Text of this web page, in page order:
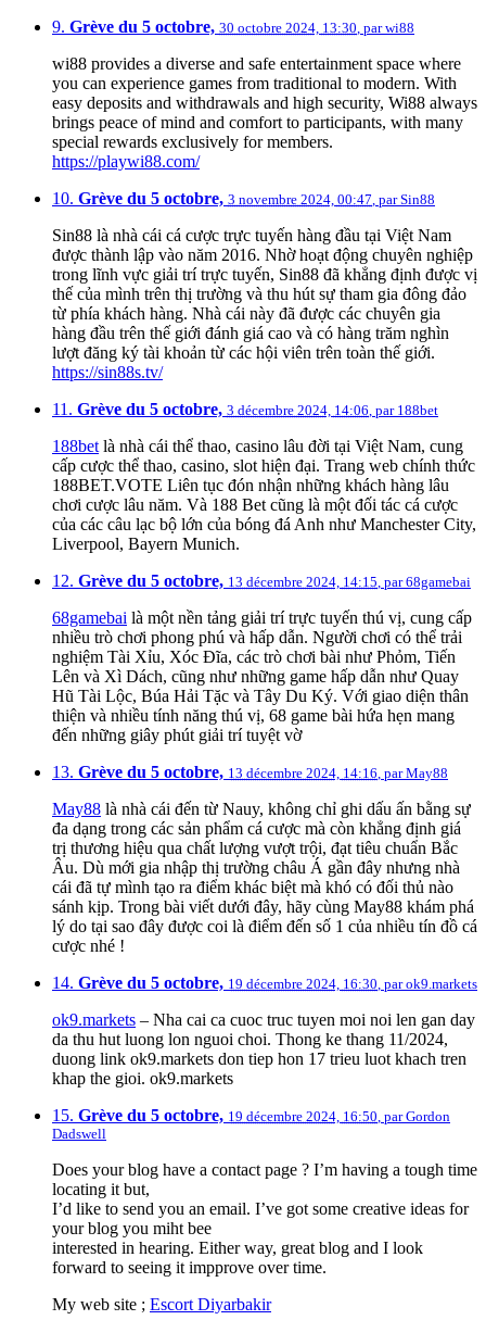
9. Grève du 5 octobre, 30 octobre 2024, 13:30 parwi88
wi88 provides a diverse and safe entertainment space where
you can experience games from traditional to modern. With
easy deposits and withdrawals and high security, Wi88 always
brings peace of mind and comfort to participants, with many
special rewards exclusively for members.
https://playwi88.com/
10. Grève du 5 octobre, 3 novembre 2024, 00:47 parSin88
Sin88 là nhà cái cá cược trực tuyến hàng đầu tại Việt Nam
được thành lập vào năm 2016. Nhờ hoạt động chuyên nghiệp
trong lĩnh vực giải trí trực tuyến, Sin88 đã khẳng định được vị
thế của mình trên thị trường và thu hút sự tham gia đông đảo
từ phía khách hàng. Nhà cái này đã được các chuyên gia
hàng đầu trên thế giới đánh giá cao và có hàng trăm nghìn
lượt đăng ký tài khoản từ các hội viên trên toàn thế giới.
https://sin88s.tv/
11. Grève du 5 octobre, 3 décembre 2024, 14:06 par 188bet
188bet là nhà cái thể thao, casino lâu đời tại Việt Nam, cung
cấp cược thể thao, casino, slot hiện đại. Trang web chính thức
188BET.VOTE Liên tục đón nhận những khách hàng lâu
chơi cược lâu năm. Và 188 Bet cũng là một đối tác cá cược
của các câu lạc bộ lớn của bóng đá Anh như Manchester City,
Liverpool, Bayern Munich.
12. Grève du 5 octobre, 13 décembre 2024, 14:15 par68gamebai
68gamebai là một nền tảng giải trí trực tuyến thú vị, cung cấp
nhiều trò chơi phong phú và hấp dẫn. Người chơi có thể trải
nghiệm Tài Xỉu, Xóc Đĩa, các trò chơi bài như Phỏm, Tiến
Lên và Xì Dách, cũng như những game hấp dẫn như Quay
Hũ Tài Lộc, Búa Hải Tặc và Tây Du Ký. Với giao diện thân
thiện và nhiều tính năng thú vị, 68 game bài hứa hẹn mang
đến những giây phút giải trí tuyệt vờ
13. Grève du 5 octobre, 13 décembre 2024, 14:16 parMay88
May88 là nhà cái đến từ Nauy, không chỉ ghi dấu ấn bằng sự
đa dạng trong các sản phẩm cá cược mà còn khẳng định giá
trị thương hiệu qua chất lượng vượt trội, đạt tiêu chuẩn Bắc
Âu. Dù mới gia nhập thị trường châu Á gần đây nhưng nhà
cái đã tự mình tạo ra điểm khác biệt mà khó có đối thủ nào
sánh kịp. Trong bài viết dưới đây, hãy cùng May88 khám phá
lý do tại sao đây được coi là điểm đến số 1 của nhiều tín đồ cá
cược nhé !
14. Grève du 5 octobre, 19 décembre 2024, 16:30 parok9.markets
ok9.markets – Nha cai ca cuoc truc tuyen moi noi len gan day
da thu hut luong lon nguoi choi. Thong ke thang 11/2024,
duong link ok9.markets don tiep hon 17 trieu luot khach tren
khap the gioi. ok9.markets
15. Grève du 5 octobre, 19 décembre 2024, 16:50 parGordon
Dadswell
Does your blog have a contact page ? I’m having a tough time
locating it but,
I’d like to send you an email. I’ve got some creative ideas for
your blog you miht bee
interested in hearing. Either way, great blog and I look
forward to seeing it impprove over time.
My web site ; Escort Diyarbakir